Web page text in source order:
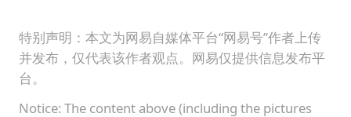
特别声明：本文为网易自媒体平台“网易号”作者上传
并发布，仅代表该作者观点。网易仅提供信息发布平
台。
Notice: The content above (including the pictures